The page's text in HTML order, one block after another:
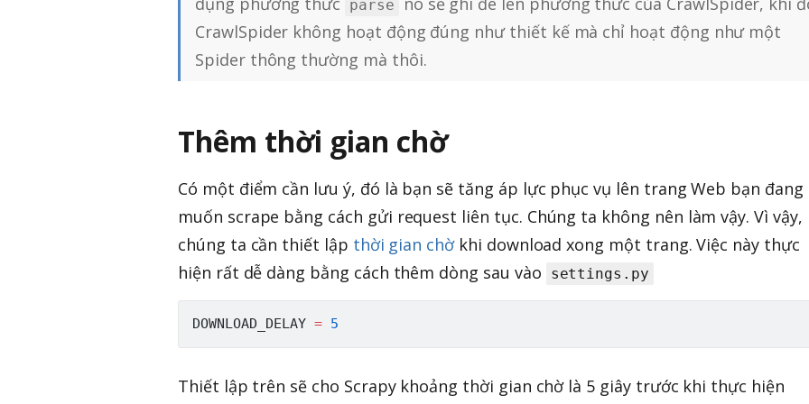
parse
CrawlSpider không hoạt động đúng như thiết kế mà chỉ hoạt động như một
Spider thông thường mà thôi.
Thêm thời gian chờ
Có một điểm cần lưu ý, đó là bạn sẽ tăng áp lực phục vụ lên trang Web bạn đang
muốn scrape bằng cách gửi request liên tục. Chúng ta không nên làm vậy. Vì vậy,
chúng ta cần thiết lập thời gian chờkhi download xong một trang. Việc này thực
hiện rất dễ dàng bằng cách thêm dòng sau vào
settings.py
DOWNLOAD_DELAY = 5
Thiết lập trên sẽ cho Scrapy khoảng thời gian chờ là 5 giây trước khi thực hiện